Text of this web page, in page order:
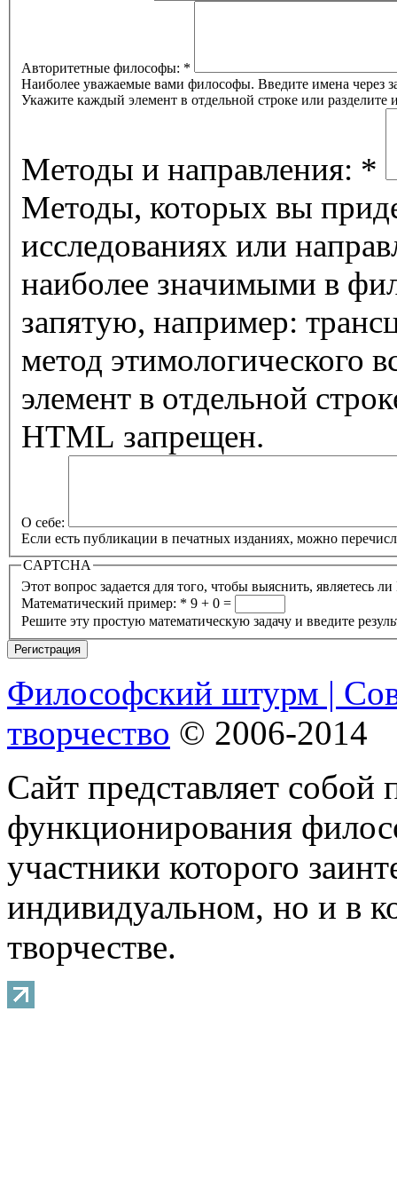
Авторитетные философы: *
Наиболее уважаемые вами философы. Введите имена через
Укажите каждый элемент в отдельной строке или
Методы и направления: *
Методы, которых вы
исследованиях или
наиболее значимыми в
запятую, например:
метод этимологического
элемент в отдельной
HTML запрещен.
О себе:
Если есть публикации в печатных изданиях, можно
CAPTCHA
Математический пример: * 9 + 0 =
Решите эту простую математическую задачу и введите
Философский штурм |
творчество © 2006-2014
Сайт представляет собой
функционирования
участники которого
индивидуальном, но и в
творчестве.